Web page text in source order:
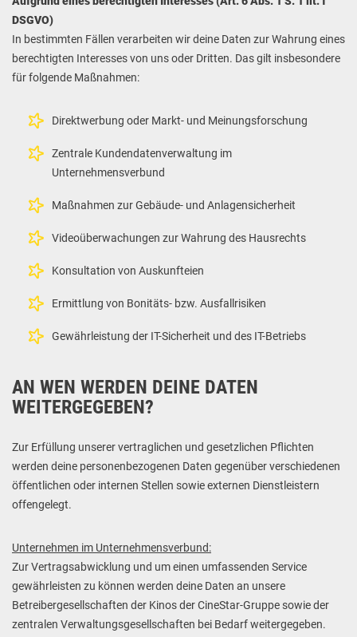
DSGVO)
In bestimmten Fällen verarbeiten wir deine Daten zur Wahrung eines
berechtigten Interesses von uns oder Dritten. Das gilt insbesondere
für folgende Maßnahmen:
Direktwerbung oder Markt- und Meinungsforschung
Zentrale Kundendatenverwaltung im
Unternehmensverbund
Maßnahmen zur Gebäude- und Anlagensicherheit
Videoüberwachungen zur Wahrung des Hausrechts
Konsultation von Auskunfteien
Ermittlung von Bonitäts- bzw. Ausfallrisiken
Gewährleistung der IT-Sicherheit und des IT-Betriebs
AN WEN WERDEN DEINE DATEN
WEITERGEGEBEN?
Zur Erfüllung unserer vertraglichen und gesetzlichen Pflichten
werden deine personenbezogenen Daten gegenüber verschiedenen
öffentlichen oder internen Stellen sowie externen Dienstleistern
offengelegt.
Unternehmen im Unternehmensverbund:
Zur Vertragsabwicklung und um einen umfassenden Service
gewährleisten zu können werden deine Daten an unsere
Betreibergesellschaften der Kinos der CineStar-Gruppe sowie der
zentralen Verwaltungsgesellschaften bei Bedarf weitergegeben.